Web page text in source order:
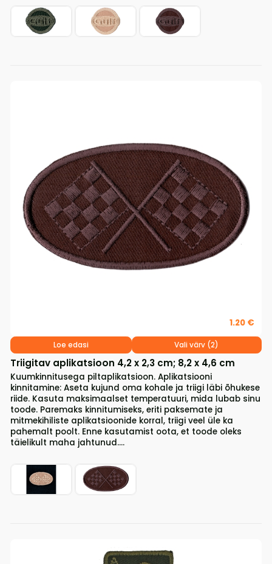
Triigitav aplikatsioon 4,2 x 2,3 cm; 8,2 x 4,6 cm
Kuumkinnitusega piltaplikatsioon. Aplikatsiooni
kinnitamine: Aseta kujund oma kohale ja triigi läbi õhukese
riide. Kasuta maksimaalset temperatuuri, mida lubab sinu
toode. Paremaks kinnitumiseks, eriti paksemate ja
mitmekihiliste aplikatsioonide korral, triigi veel üle ka
pahemalt poolt. Enne kasutamist oota, et toode oleks
täielikult maha jahtunud....
1.20 €
Loe edasi Vali värv (2)